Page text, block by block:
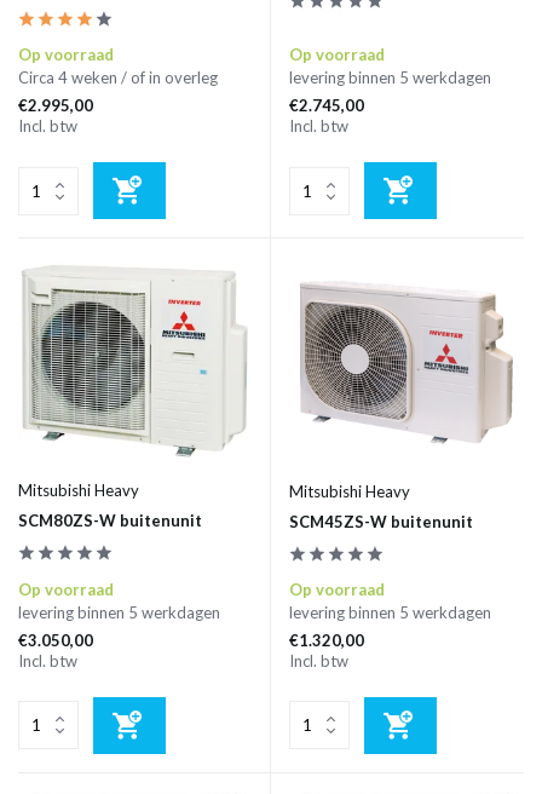
Op voorraad
Circa 4 weken / of in overleg
€2.995,00
Incl. btw
Op voorraad
levering binnen 5 werkdagen
€2.745,00
Incl. btw
Mitsubishi Heavy
SCM80ZS-W buitenunit
Op voorraad
levering binnen 5 werkdagen
€3.050,00
Incl. btw
Mitsubishi Heavy
SCM45ZS-W buitenunit
Op voorraad
levering binnen 5 werkdagen
€1.320,00
Incl. btw